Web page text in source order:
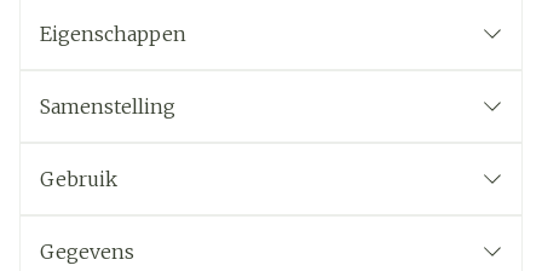
Eigenschappen
Samenstelling
Gebruik
Gegevens